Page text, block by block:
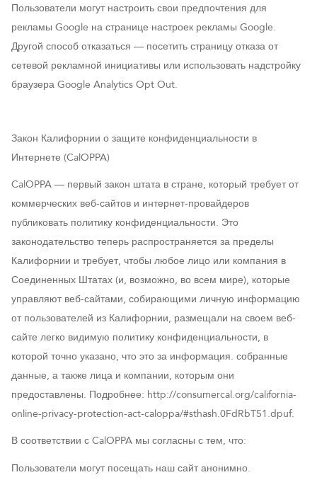
Пользователи могут настроить свои предпочтения для
рекламы Google на странице настроек рекламы Google.
Другой способ отказаться — посетить страницу отказа от
сетевой рекламной инициативы или использовать надстройку
браузера Google Analytics Opt Out.
Закон Калифорнии о защите конфиденциальности в
Интернете (CalOPPA)
CalOPPA — первый закон штата в стране, который требует от
коммерческих веб-сайтов и интернет-провайдеров
публиковать политику конфиденциальности. Это
законодательство теперь распространяется за пределы
Калифорнии и требует, чтобы любое лицо или компания в
Соединенных Штатах (и, возможно, во всем мире), которые
управляют веб-сайтами, собирающими личную информацию
от пользователей из Калифорнии, размещали на своем веб-
сайте легко видимую политику конфиденциальности, в
которой точно указано, что это за информация. собранные
данные, а также лица и компании, которым они
предоставлены. Подробнее: http://consumercal.org/california-
online-privacy-protection-act-caloppa/#sthash.0FdRbT51.dpuf.
В соответствии с CalOPPA мы согласны с тем, что:
Пользователи могут посещать наш сайт анонимно.